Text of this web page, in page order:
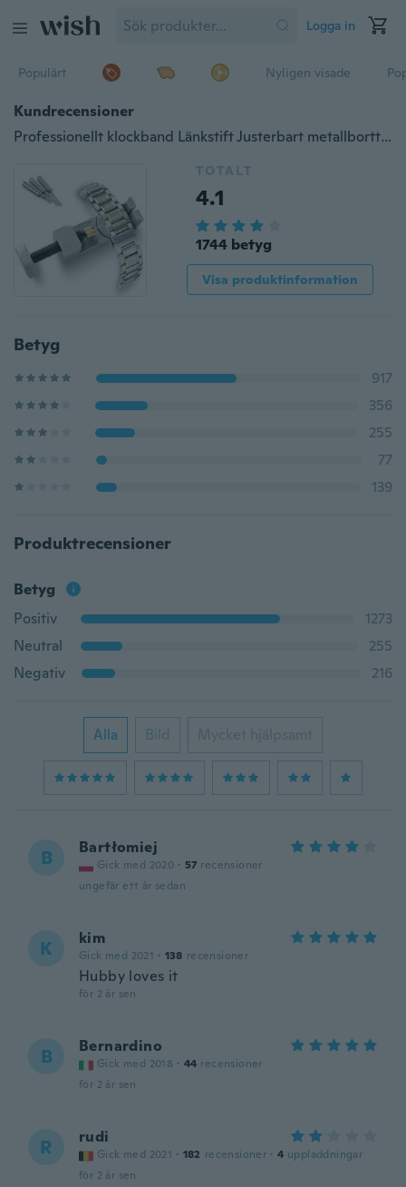
Logga in
Populärt Nyligen visade
Kundrecensioner
Professionellt klockband Länkstift Justerbart metallborttagningsmedel 3 stift Reparationsverktyg
TOTALT
4.1
1744 betyg
Visa produktinformation
Betyg
917
356
255
77
139
Produktrecensioner
Betyg
Positiv
1273
Neutral
255
Negativ
216
Alla Bild Mycket hjälpsamt
B Bartłomiej
Gick med 2020 · 57 recensioner
ungefär ett år sedan
K kim
Gick med 2021 · 138 recensioner
Hubby loves it
för 2 år sen
B Bernardino
Gick med 2018 · 44 recensioner
för 2 år sen
R rudi
Gick med 2021 · 182 recensioner · 4 uppladdningar
för 2 år sen